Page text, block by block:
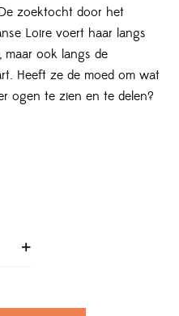
zoektocht door het
Loire voert haar langs
maar ook langs de
Heeft ze de moed om wat
ogen te zien en te delen?